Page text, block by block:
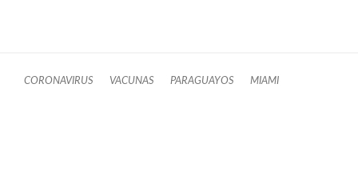
CORONAVIRUS VACUNAS PARAGUAYOS MIAMI